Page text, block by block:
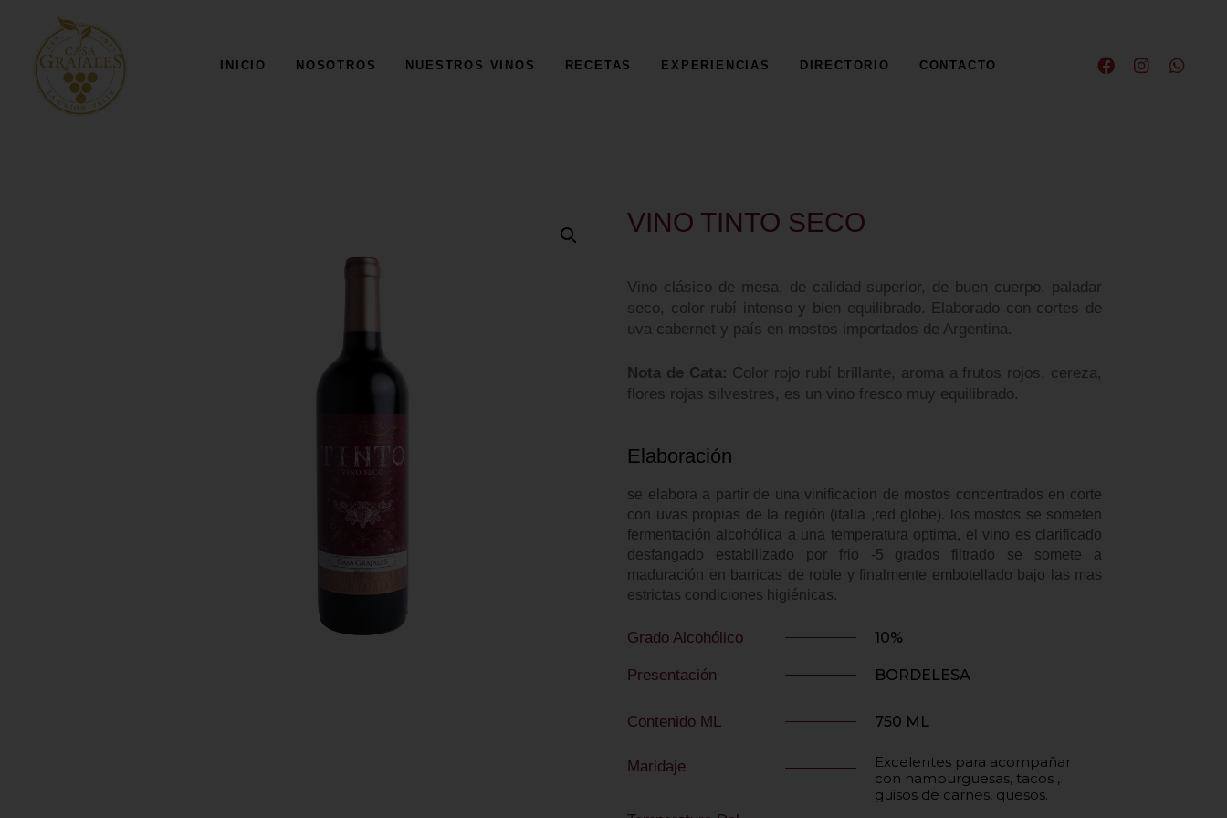
INICIO NOSOTROS NUESTROS VINOS RECETAS EXPERIENCIAS DIRECTORIO CONTACTO
NUESTROS VINOS
VINO TINTO SECO
Vino clásico de mesa, de calidad superior, de buen cuerpo, paladar
seco, color rubí intenso y bien equilibrado. Elaborado con cortes de
uva cabernet y país en mostos importados de Argentina.
Nota de Cata: Color rojo rubí brillante, aroma a frutos rojos, cereza,
flores rojas silvestres, es un vino fresco muy equilibrado.
Elaboración
se elabora a partir de una vinificacion de mostos concentrados en corte
con uvas propias de la región (italia ,red globe). los mostos se someten
fermentación alcohólica a una temperatura optima, el vino es clarificado
desfangado estabilizado por frio -5 grados filtrado se somete a
maduración en barricas de roble y finalmente embotellado bajo las mas
estrictas condiciones higiénicas.
Grado Alcohólico 10%
Presentación BORDELESA
Contenido ML 750 ML
Maridaje
Excelentes para acompañar
con hamburguesas, tacos ,
guisos de carnes, quesos.